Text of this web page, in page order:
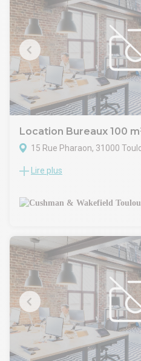
Les bureaux bénéficient
:Luminaires à puissance
sous-sol pour voitures et deux-
barrière automatique,
pour une visibilité directe.
Les deux halls d'entrée feront
rénovation, améliorant encore
Ce plateau est adapté aux
espace spacieux, modulable
dans un secteur bien desservi
Location Bureaux 100
15 Rue Pharaon, 31000
Le cabinet Cushman &
rez de chaussée avec vitrine
aménagé d'environ 30 m².
Vitrine et bonne visibilité sur la
- Type de bail : Commercial
- Durée : 3/6/9 ans
- Préavis : 6 mois
- Fiscalité : TVA
- Indice : ILAT
- Indexation : Annuelle
- Dépôt de garantie : 3 mois
- Loyers et charges :
Lire plus